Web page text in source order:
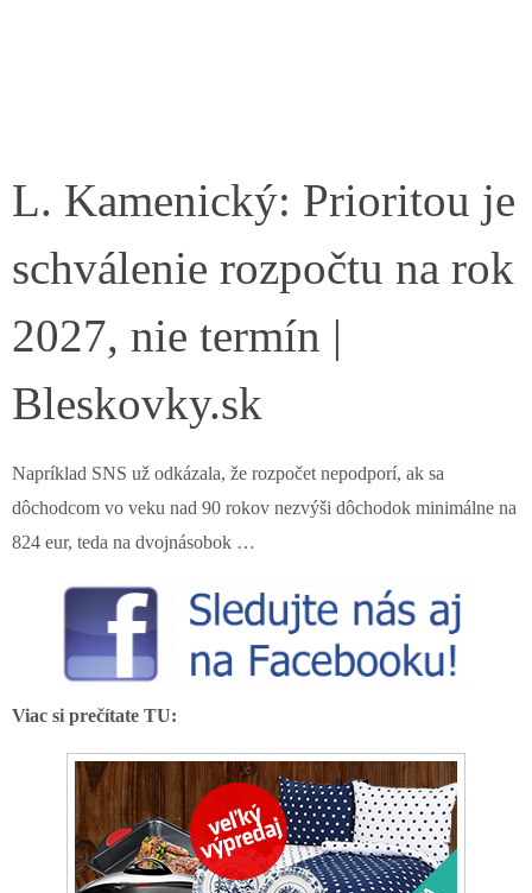
L. Kamenický: Prioritou je
schválenie rozpočtu na rok
2027, nie termín |
Bleskovky.sk
Napríklad SNS už odkázala, že rozpočet nepodporí, ak sa
dôchodcom vo veku nad 90 rokov nezvýši dôchodok minimálne na
824 eur, teda na dvojnásobok …
Viac si prečítate TU: